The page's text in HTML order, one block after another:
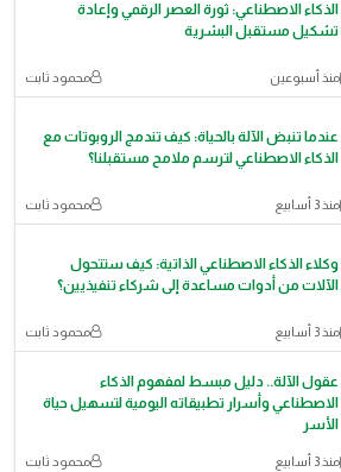
الذكاء الاصطناعي: ثورة العصر الرقمي وإعادة
تشكيل مستقبل البشرية
منذ أسبوعين محمود ثابت
عندما تنبض الآلة بالحياة: كيف تندمج الروبوتات مع
الذكاء الاصطناعي لترسم ملامح مستقبلنا؟
منذ 3 أسابيع محمود ثابت
وكلاء الذكاء الاصطناعي الذاتية: كيف ستتحول
الآلات من أدوات مساعدة إلى شركاء تنفيذيين؟
منذ 3 أسابيع محمود ثابت
عقول الآلة.. دليل مبسط لمفهوم الذكاء
الاصطناعي وأسرار تطبيقاته اليومية لتسهيل حياة
الأسر
منذ 3 أسابيع محمود ثابت